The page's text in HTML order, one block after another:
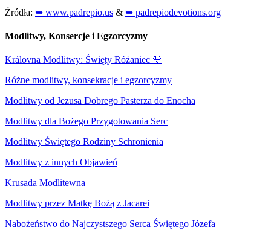
Źródła: ➥ www.padrepio.us & ➥ padrepiodevotions.org
Modlitwy, Konsercje i Egzorcyzmy
Královna Modlitwy: Święty Różaniec 🌹
Różne modlitwy, konsekracje i egzorcyzmy
Modlitwy od Jezusa Dobrego Pasterza do Enocha
Modlitwy dla Bożego Przygotowania Serc
Modlitwy Świętego Rodziny Schronienia
Modlitwy z innych Objawień
Krusada Modlitewna
Modlitwy przez Matkę Bożą z Jacarei
Nabożeństwo do Najczystszego Serca Świętego Józefa